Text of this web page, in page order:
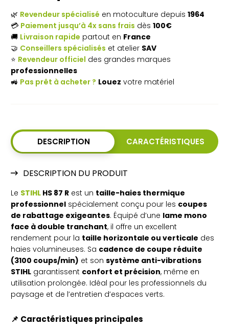
thermique
STIHL
HS
87 R
🌿 Revendeur spécialisé en motoculture depuis 1964
💳 Paiement jusqu’à 4x sans frais dès 100€
🚚 Livraison rapide partout en France
🤝 Conseillers spécialisés et atelier SAV
⭐ Revendeur officiel des grandes marques
professionnelles
🚜 Pas prêt à acheter ? Louez votre matériel
DESCRIPTION CARACTÉRISTIQUES
DESCRIPTION DU PRODUIT
Le STIHL HS 87 R est un taille-haies thermique
professionnel spécialement conçu pour les coupes
de rabattage exigeantes. Équipé d’une lame mono
face à double tranchant, il offre un excellent
rendement pour la taille horizontale ou verticale des
haies volumineuses. Sa cadence de coupe réduite
(3100 coups/min) et son système anti-vibrations
STIHL garantissent confort et précision, même en
utilisation prolongée. Idéal pour les professionnels du
paysage et de l’entretien d’espaces verts.
📌 Caractéristiques principales